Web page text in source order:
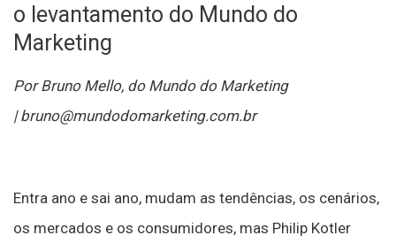
o levantamento do Mundo do
Marketing
Por Bruno Mello, do Mundo do Marketing
| bruno@mundodomarketing.com.br
Entra ano e sai ano, mudam as tendências, os cenários,
os mercados e os consumidores, mas Philip Kotler